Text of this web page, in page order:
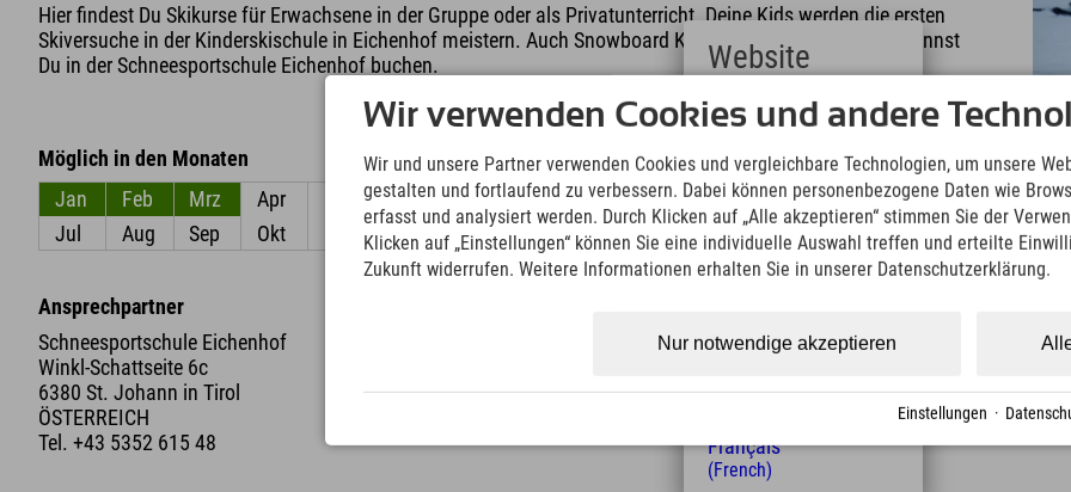
Hier findest Du Skikurse für Erwachsene in der Gruppe oder als Privatunterricht. Deine Kids werden die ersten
Skiversuche in der Kinderskischule in Eichenhof meistern. Auch Snowboard Kurse oder Langlauf Kurse kannst
Du in der Schneesportschule Eichenhof buchen.
Möglich in den Monaten
Jan
Feb Mrz Apr
Jun
Jul
Aug Sep Okt Dez
Ansprechpartner
Schneesportschule Eichenhof
Winkl-Schattseite 6c
6380 St. Johann in Tirol
ÖSTERREICH
Tel. +43 5352 615 48
3 km 6
Wir verwenden Cookies und andere
Wir und unsere Partner verwenden Cookies und vergleichbare Technologien, um unsere
gestalten und fortlaufend zu verbessern. Dabei können personenbezogene Daten wie
erfasst und analysiert werden. Durch Klicken auf „Alle akzeptieren“ stimmen Sie der
Klicken auf „Einstellungen“ können Sie eine individuelle Auswahl treffen und erteilte
Zukunft widerrufen. Weitere Informationen erhalten Sie in unserer Datenschutzerklärung.
Nur notwendige akzeptieren
Einstellungen ·
Website
Deutsch
(German)
English
(English)
Italiano
(Italian)
Čeština
(Czech)
Magyar
Nederlands
Français
(French)